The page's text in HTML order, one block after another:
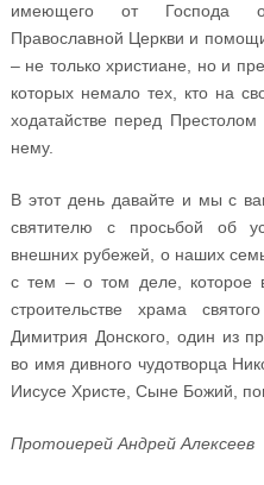
имеющего от Господа
Православной Церкви и
– не только христиане, но и
которых немало тех, кто на
ходатайстве перед
нему.
В этот день давайте и мы с
святителю с просьбой об
внешних рубежей, о наших
с тем – о том деле, которое
строительстве храма
Димитрия Донского, один из
во имя дивного чудотворца
Иисусе Христе, Сыне Божий,
Протоиерей Андрей Алексеев